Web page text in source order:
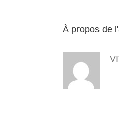
À propos de